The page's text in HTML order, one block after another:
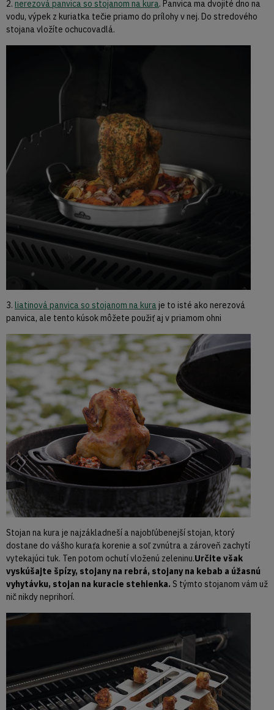
2. nerezová panvica so stojanom na kura. Panvica ma dvojité dno na
vodu, výpek z kuriatka tečie priamo do prílohy v nej. Do stredového
stojana vložíte ochucovadlá.
3. liatinová panvica so stojanom na kuraje to isté ako nerezová
panvica, ale tento kúsok môžete použiť aj v priamom ohni
Stojan na kura je najzákladneší a najobľúbenejší stojan, ktorý
dostane do vášho kuraťa korenie a soľ zvnútra a zároveň zachytí
vytekajúci tuk. Ten potom ochutí vloženú zeleninu.Určite však
vyskúšajte špízy, stojany na rebrá, stojany na kebab a úžasnú
vyhytávku, stojan na kuracie stehienka. S týmto stojanom vám už
nič nikdy neprihorí.